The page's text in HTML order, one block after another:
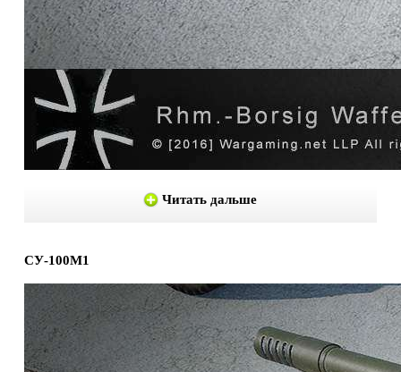
Читать дальше
СУ-100М1